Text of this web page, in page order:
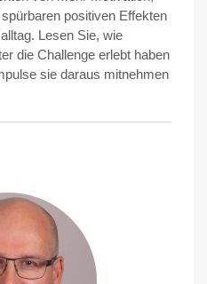
positiven Effekten
Lesen Sie, wie
die Challenge erlebt haben
sie daraus mitnehmen